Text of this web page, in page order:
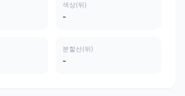
색상(뒤)
-
분할선(뒤)
-